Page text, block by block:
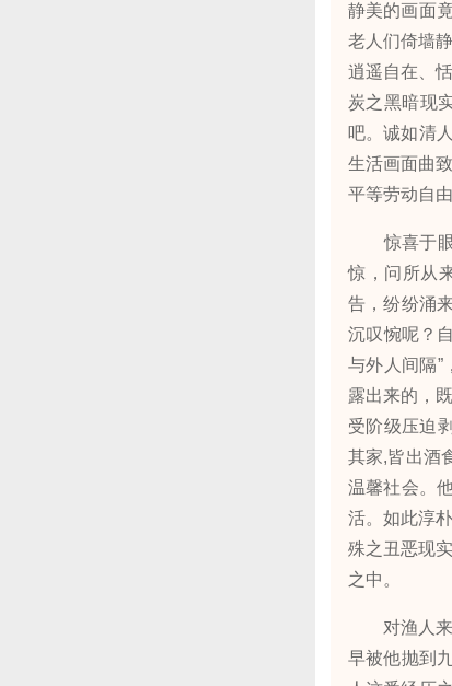
静美的画面
老人们倚墙
逍遥自在、
炭之黑暗现
吧。诚如清
生活画面曲
平等劳动自
惊喜于眼
惊，问所从
告，纷纷涌
沉叹惋呢？
与外人间隔”
露出来的，
受阶级压迫
其家,皆出酒
温馨社会。
活。如此淳
殊之丑恶现
之中。
对渔人来
早被他抛到